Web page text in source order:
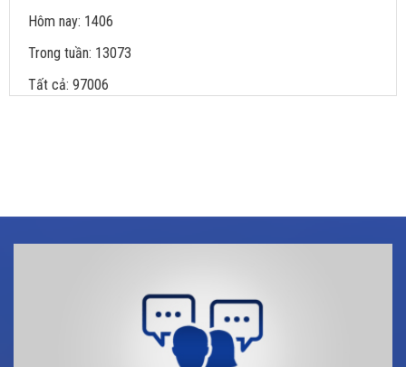
Hôm nay: 1406
Trong tuần: 13073
Tất cả: 97006